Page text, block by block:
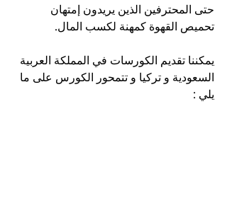
حتى المحترفين الذين يريدون إمتهان
تحميص القهوة كمهنة لكسب المال.
يمكننا تقديم الكورسات في المملكة العربية
السعودية و تركيا و تتمحور الكورس على ما
يلي :